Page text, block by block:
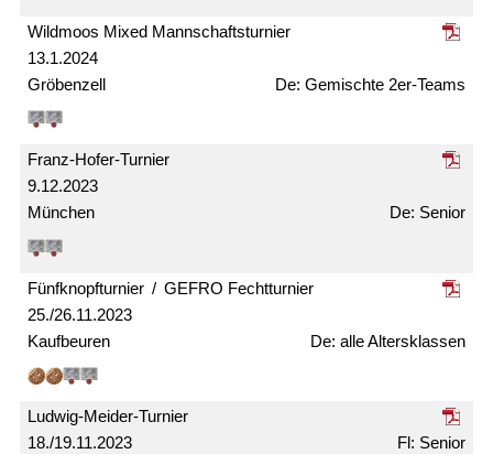
13.1.2024
Wildmoos Mixed Mann­schafts­turnier
Gröbenzell Gemischte 2er-Teams
9.12.2023
Franz-Hofer-Turnier
München Senior
25./26.11.2023
Fünfknopf­turnier / GEFRO Fecht­turnier
Kaufbeuren alle Alters­klassen
18./19.11.2023
Ludwig-Meider-Turnier
Senior